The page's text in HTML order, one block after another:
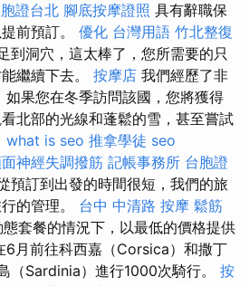
證台北 腳底按摩證照 具有辭職保
前預訂。 優化 台灣用語 竹北整復
到洞穴，這太棒了，您所需要的只
繼續下去。 按摩店 我們經歷了非
果您在冬季訪問該國，您將獲得
北部的光線和蓬鬆的雪，甚至嘗試
what is seo 推拿學徒 seo
神經失調撥筋 記帳事務所 台胞證
預訂到出發的時間很短，我們的旅
的管理。 台中 中清路 按摩 鬆筋
態套餐的情況下，以最低的價格提供
6月前往科西嘉（Corsica）和撒丁
（Sardinia）進行1000次騎行。 按